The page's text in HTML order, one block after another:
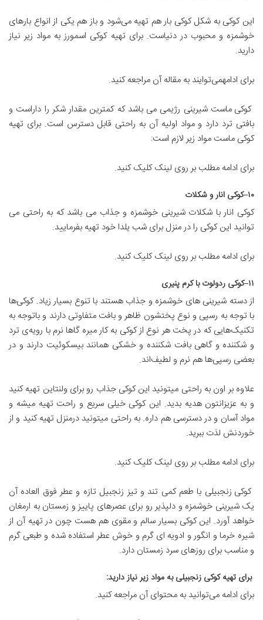
این کوکی به شکل کوکی بار هم تهیه می‌شود و باز هم یکی از انواع بارهای
خوشمزه و محبوب در دنیاست. برای تهیه کوکی اسمورز به مواد زیر نیاز
دارید.
برای ادامهمی‌توایند به مقاله آن مراجعه کنید.
کوکی ماست شیرینی رژیمی می باشد که کمترین مقدار شکر را داراست و
بافتی ترد دارد و مواد اولیه آن به راحتی قابل دسترس است. برای تهیه
کوکی ماست مواد زیر لازم است:
برای ادامه مطلب بر روی لینک کلیک کنید.
۱۰–کوکی انار و شکلات
کوکی انار با شکلات شیرینی خوشمزه و جذاب می باشد که به راحتی می
توانید این کوکی را در منزل برای شب یلدا خود تهیه بفرمایید.
برای ادامه مطلب بر روی لینک کلیک کنید.
۱۱–کوکی ردولوت با کرم پنیری
از دسته شیرینی های خوشمزه و جذاب هستند با تنوع بسیار زیاد. کوکی‌ها
با توجه به رسپی و نوع پختشون ظاهر و بافت متفاوتی دارند و باتوجه به
تکنیک‌هایی که در پخت هر نوع از کوکی به کار میره گاها نرم با رویه‌ی ترد
و شکننده و گاهی بافت شکننده و خشکی همانند بیسکوئیت دارند و در
بعضی رسپی‌ها هم نرم و لطیف‌اند.
علاوه بر اون به راحتی میتونید این کوکی جذاب رو برای ولنتاین تهیه کنید
و به عزیزانتون هدیه بدید. این کوکی خیلی سریع و راحت تهیه میشه و
مواد آسان و در دسترسی هم داره. به راحتی میتونید درمنزل تهیه کنید و از
خوردنش لذت ببرید.
برای ادامه مطلب بر روی لینک کلیک کنید.
کوکی زنجبیلی با طعم کمی تند و تیز زنجبیل تازه و عطر فوق العاده آن
یک شیرینی خوشمزه و دلپذیر رو برای عصرهای پاییز و زمستان به ارمغان
خواهد آورد. این کوکی بسیار سالم و مقوی هم هست چون در تهیه آن از
شیره خرما و انگور و ادویه ای گرم و خوش عطر استفاده شده و طبعی گرم
و مناسب برای روزهای سرد زمستان دارد.
برای تهیه کوکی زنجبیلی به مواد زیر نیاز دارید:
برای ادامه می‌توانید به محتوای آن مراجعه کنید.